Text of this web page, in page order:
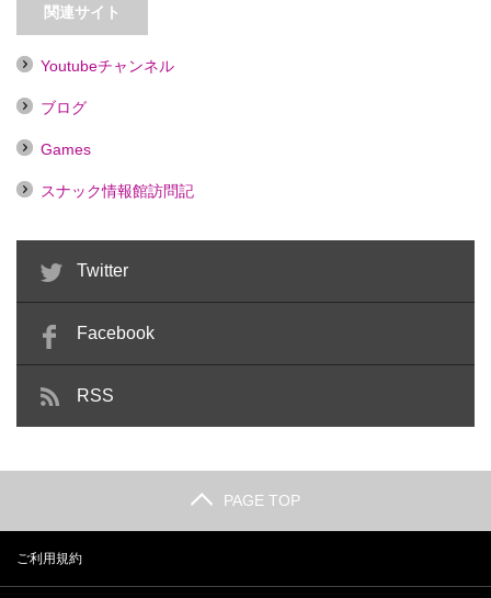
【五反田】ギャレー
関連サイト
Youtubeチャンネル
ブログ
Games
スナック情報館訪問記
Twitter
Facebook
RSS
PAGE TOP
ご利用規約